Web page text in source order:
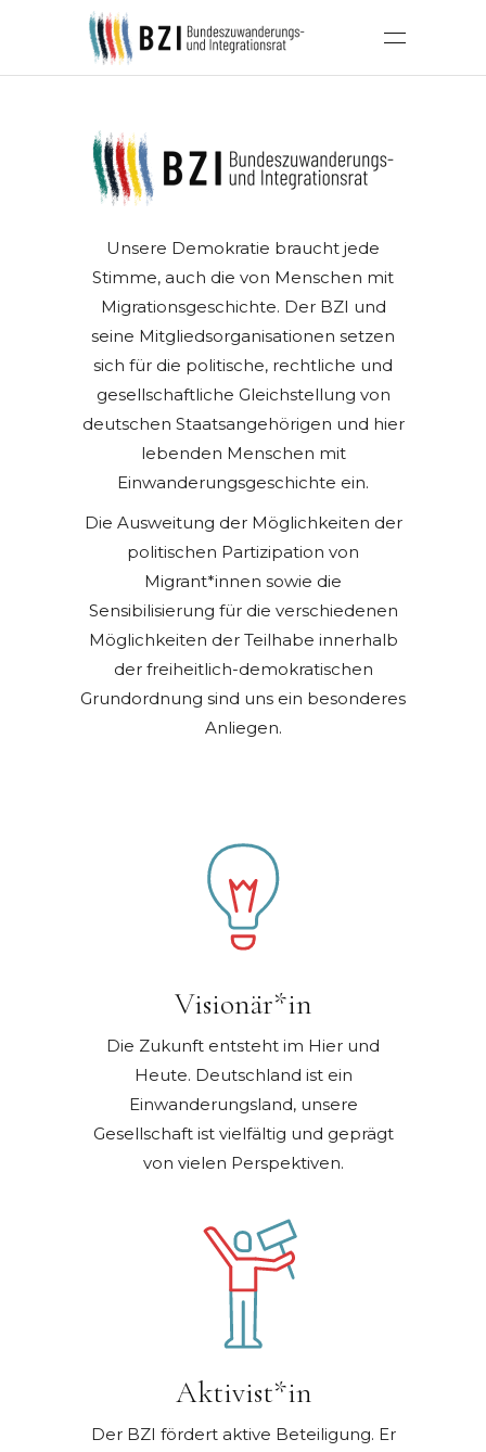
Integration beginnt in der Kommune und
gelingt durch Teilhabe - auch ohne
Pass!
Unsere Demokratie braucht jede
Stimme, auch die von Menschen mit
Migrationsgeschichte. Der BZI und
seine Mitgliedsorganisationen setzen
sich für die politische, rechtliche und
gesellschaftliche Gleichstellung von
deutschen Staatsangehörigen und hier
lebenden Menschen mit
Einwanderungsgeschichte ein.
Die Ausweitung der Möglichkeiten der
politischen Partizipation von
Migrant*innen sowie die
Sensibilisierung für die verschiedenen
Möglichkeiten der Teilhabe innerhalb
der freiheitlich-demokratischen
Grundordnung sind uns ein besonderes
Anliegen.
Visionär*in
Die Zukunft entsteht im Hier und
Heute. Deutschland ist ein
Einwanderungsland, unsere
Gesellschaft ist vielfältig und geprägt
von vielen Perspektiven.
Aktivist*in
Der BZI fördert aktive Beteiligung. Er